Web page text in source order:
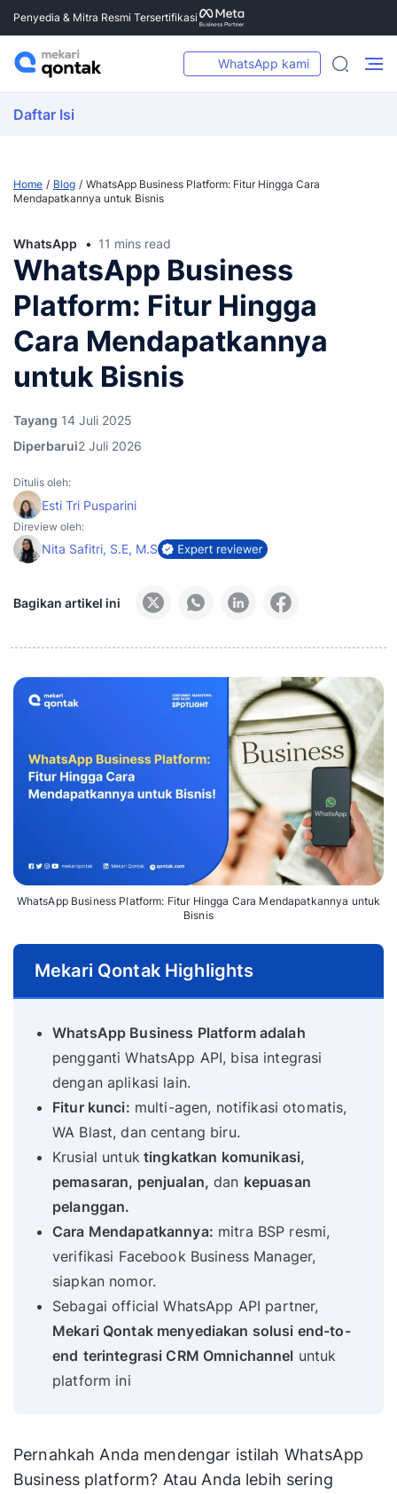
Penyedia & Mitra Resmi Tersertifikasi
WhatsApp kami
Daftar Isi
Home Blog
WhatsApp Business Platform: Fitur Hingga Cara
Mendapatkannya untuk Bisnis
WhatsApp 11 mins read
WhatsApp Business
Platform: Fitur Hingga
Cara Mendapatkannya
untuk Bisnis
Tayang 14 Juli 2025
Diperbarui2 Juli 2026
Ditulis oleh:
Esti Tri Pusparini
Direview oleh:
Nita Safitri, S.E, M.S
Bagikan artikel ini
WhatsApp Business Platform: Fitur Hingga Cara Mendapatkannya untuk
Bisnis
Mekari Qontak Highlights
WhatsApp Business Platform adalah
pengganti WhatsApp API, bisa integrasi
dengan aplikasi lain.
Fitur kunci: multi-agen, notifikasi otomatis,
WA Blast, dan centang biru.
Krusial untuktingkatkan komunikasi,
pemasaran, penjualan, dan kepuasan
pelanggan.
Cara Mendapatkannya: mitra BSP resmi,
verifikasi Facebook Business Manager,
siapkan nomor.
Sebagai official WhatsApp API partner,
Mekari Qontak menyediakan solusi end-to-
end terintegrasi CRM Omnichannel untuk
platform ini
Pernahkah Anda mendengar istilah WhatsApp
Business platform? Atau Anda lebih sering